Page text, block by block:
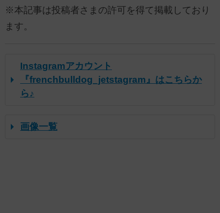
※本記事は投稿者さまの許可を得て掲載しており
ます。
Instagramアカウント
『frenchbulldog_jetstagram』はこちらか
ら♪
画像一覧